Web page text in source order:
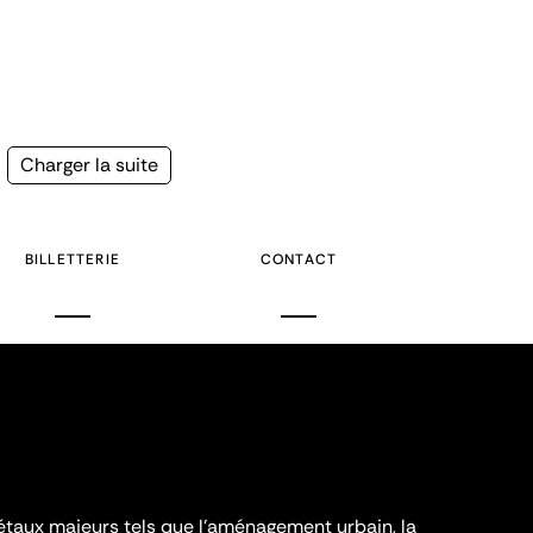
Page
Charger la suite
BILLETTERIE CONTACT
majeurs tels que l'aménagement urbain, la